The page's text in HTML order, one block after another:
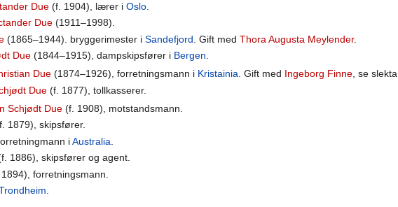
Due (f. 1904), lærer iOslo
Due (1911–1998).
(1865–1944). bryggerimester i Sandefjord . Gift med Thora Augusta Meylender.
Due (1844–1915), dampskipsfører i Bergen
Due(1874–1926), forretningsmann i Kristainia. Gift med Ingeborg Finne, se slekta
Due(f. 1877), tollkasserer.
Schjødt Due (f. 1908), motstandsmann.
1879), skipsfører.
iAustralia
1886), skipsfører og agent.
forretningsmann.